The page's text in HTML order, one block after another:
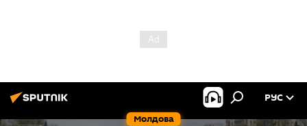
Молдова
РУС